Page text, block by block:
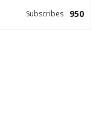
950
Subscribes